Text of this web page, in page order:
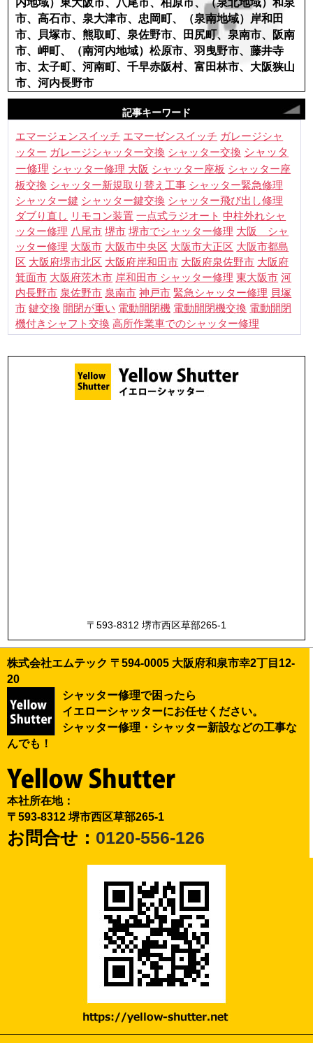
内地域）東大阪市、八尾市、柏原市、（泉北地域）和泉
市、高石市、泉大津市、忠岡町、（泉南地域）岸和田
市、貝塚市、熊取町、泉佐野市、田尻町、泉南市、阪南
市、岬町、（南河内地域）松原市、羽曳野市、藤井寺
市、太子町、河南町、千早赤阪村、富田林市、大阪狭山
市、河内長野市
記事キーワード
エマージェンスイッチ エマーゼンスイッチ ガレージシャ
ッター ガレージシャッター交換 シャッター交換 シャッタ
ー修理 シャッター修理 大阪 シャッター座板 シャッター座
板交換 シャッター新規取り替え工事 シャッター緊急修理
シャッター鍵 シャッター鍵交換 シャッター飛び出し修理
ダブり直し リモコン装置 一点式ラジオート 中柱外れシャ
ッター修理 八尾市 堺市 堺市でシャッター修理 大阪 シャ
ッター修理 大阪市 大阪市中央区 大阪市大正区 大阪市都島
区 大阪府堺市北区 大阪府岸和田市 大阪府泉佐野市 大阪府
箕面市 大阪府茨木市 岸和田市 シャッター修理 東大阪市 河
内長野市 泉佐野市 泉南市 神戸市 緊急シャッター修理 貝塚
市 鍵交換 開閉が重い 電動開閉機 電動開閉機交換 電動開閉
機付きシャフト交換 高所作業車でのシャッター修理
〒593-8312 堺市西区草部265-1
株式会社エムテック 〒594-0005 大阪府和泉市幸2丁目12-
20
シャッター修理で困ったら
イエローシャッターにお任せください。
シャッター修理・シャッター新設などの工事な
んでも！
本社所在地：
〒593-8312 堺市西区草部265-1
お問合せ： 0120-556-126